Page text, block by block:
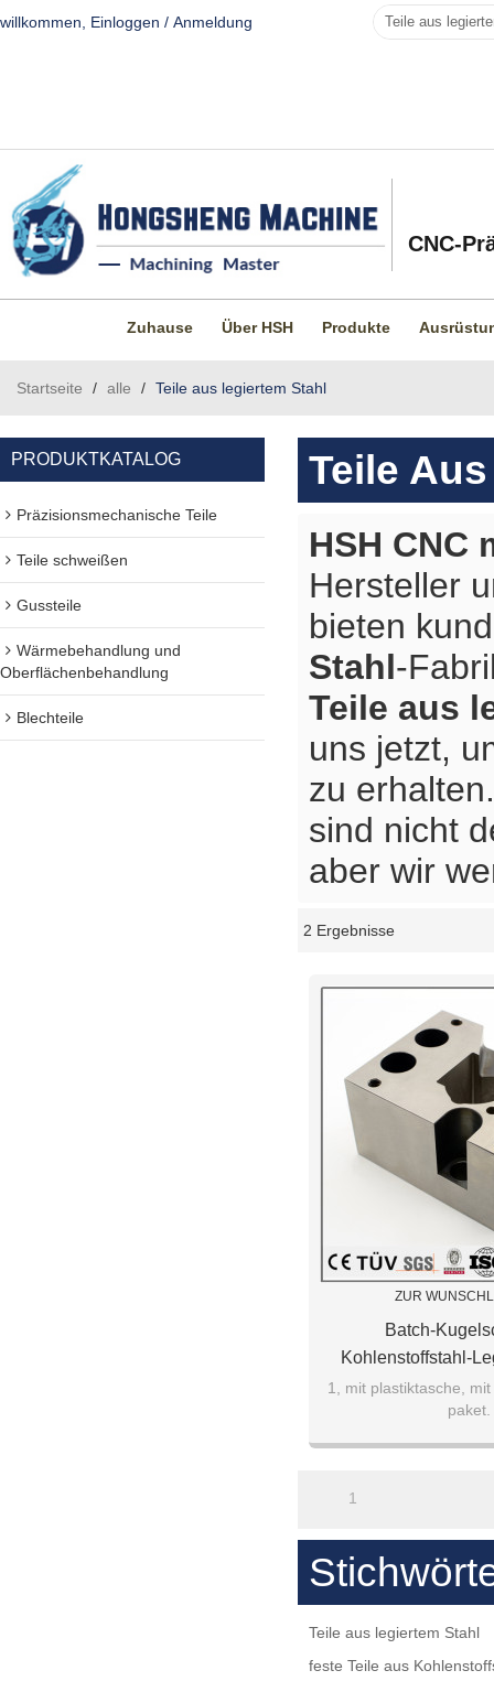
willkommen, Einloggen / Anmeldung
CNC-
Zuhause Über HSH Produkte
Startseite / alle / Teile aus legiertem Stahl
PRODUKTKATALOG
Präzisionsmechanische Teile
Teile schweißen
Gussteile
Wärmebehandlung und
Oberflächenbehandlung
Blechteile
Teile
HSH CNC
Hersteller
bieten
Stahl-
Teile aus
uns jetzt,
zu
sind nicht
aber wir
2 Ergebnisse
ZUR
Batch-
Kohlenstoffstahl-
Verschleißfeste
Sterben
1, mit plastiktasche,
paket.
3. Verwenden Sie
1
Teile aus legiertem Stahl
feste Teile aus